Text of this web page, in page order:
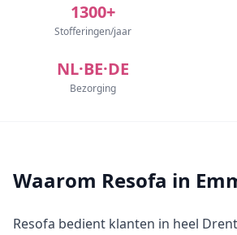
1300+
Stofferingen/jaar
NL·BE·DE
Bezorging
Waarom Resofa in
Resofa bedient klanten in heel